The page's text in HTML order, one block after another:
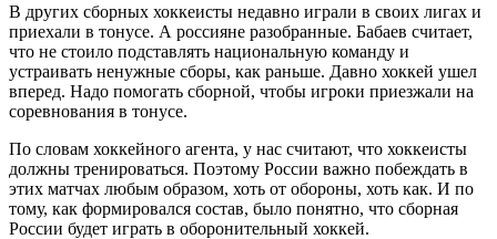
В других сборных хоккеисты недавно играли в своих лигах и
приехали в тонусе. А россияне разобранные. Бабаев считает,
что не стоило подставлять национальную команду и
устраивать ненужные сборы, как раньше. Давно хоккей ушел
вперед. Надо помогать сборной, чтобы игроки приезжали на
соревнования в тонусе.
По словам хоккейного агента, у нас считают, что хоккеисты
должны тренироваться. Поэтому России важно побеждать в
этих матчах любым образом, хоть от обороны, хоть как. И по
тому, как формировался состав, было понятно, что сборная
России будет играть в оборонительный хоккей.